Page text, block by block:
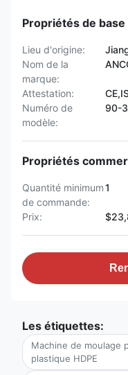
Propriétés de base
Lieu d'origine:
Nom de la
marque:
Attestation:
Numéro de
modèle:
90-
Propriétés
Quantité minimum
de commande:
1
Prix:
Les étiquettes:
Machine de moulage
plastique HDPE